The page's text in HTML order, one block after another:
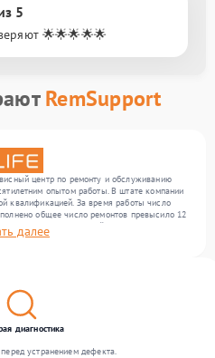
5
🌟🌟🌟🌟🌟
RemSupport
центр по ремонту и обслуживанию
опытом работы. В штате компании
квалификацией. За время работы число
общее число ремонтов превысило 12
более 300 устройств, включая , , . Мы
и обеспечиваем надежный результат
далее
диагностика
устранением дефекта.